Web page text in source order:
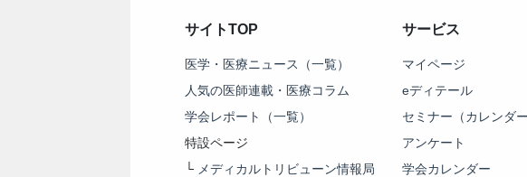
サイトTOP
医学・医療ニュース（一覧）
人気の医師連載・医療コラム
学会レポート（一覧）
特設ページ
└ メディカルトリビューン情報局
サービス
マイページ
eディテール
セミナー（カレンダー
アンケート
学会カレンダー